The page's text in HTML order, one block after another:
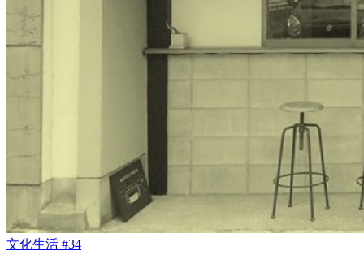
文化生活 #34